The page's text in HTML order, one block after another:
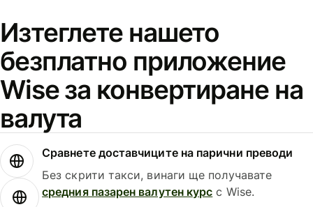
Изтеглете нашето
безплатно приложение
Wise за конвертиране на
валута
Сравнете доставчиците на парични преводи
Без скрити такси, винаги ще получавате
средния пазарен валутен курс с Wise.